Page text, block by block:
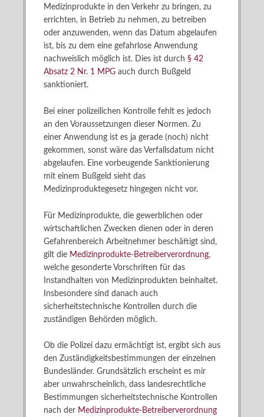
Medizinprodukte in den Verkehr zu bringen, zu
errichten, in Betrieb zu nehmen, zu betreiben
oder anzuwenden, wenn das Datum abgelaufen
ist, bis zu dem eine gefahrlose Anwendung
nachweislich möglich ist. Dies ist durch § 42
Absatz 2 Nr. 1 MPG auch durch Bußgeld
sanktioniert.
Bei einer polizeilichen Kontrolle fehlt es jedoch
an den Voraussetzungen dieser Normen. Zu
einer Anwendung ist es ja gerade (noch) nicht
gekommen, sonst wäre das Verfallsdatum nicht
abgelaufen. Eine vorbeugende Sanktionierung
mit einem Bußgeld sieht das
Medizinproduktegesetz hingegen nicht vor.
Für Medizinprodukte, die gewerblichen oder
wirtschaftlichen Zwecken dienen oder in deren
Gefahrenbereich Arbeitnehmer beschäftigt sind,
gilt die Medizinprodukte-Betreiberverordnung,
welche gesonderte Vorschriften für das
Instandhalten von Medizinprodukten beinhaltet.
Insbesondere sind danach auch
sicherheitstechnische Kontrollen durch die
zuständigen Behörden möglich.
Ob die Polizei dazu ermächtigt ist, ergibt sich aus
den Zuständigkeitsbestimmungen der einzelnen
Bundesländer. Grundsätzlich erscheint es mir
aber unwahrscheinlich, dass landesrechtliche
Bestimmungen sicherheitstechnische Kontrollen
nach der Medizinprodukte-Betreiberverordnung